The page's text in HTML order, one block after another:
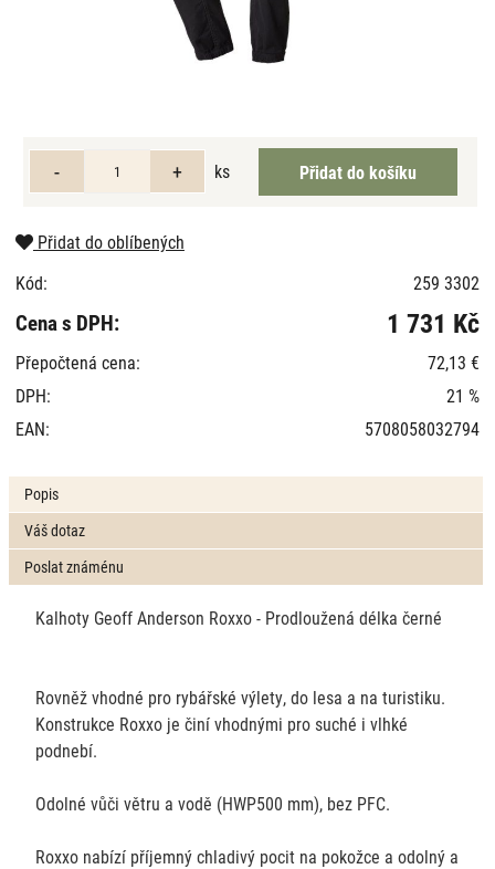
ks
Přidat do oblíbených
Kód:
259 3302
Cena s DPH: 1 731 Kč
Přepočtená cena:
72,13 €
DPH:
21 %
EAN:
5708058032794
Popis
Váš dotaz
Poslat známénu
Kalhoty Geoff Anderson Roxxo - Prodloužená délka černé
Rovněž vhodné pro rybářské výlety, do lesa a na turistiku.
Konstrukce Roxxo je činí vhodnými pro suché i vlhké
podnebí.
Odolné vůči větru a vodě (HWP500 mm), bez PFC.
Roxxo nabízí příjemný chladivý pocit na pokožce a odolný a